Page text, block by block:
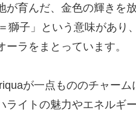
が育んだ、金色の輝きを
獅子」という意味があ
ラをまとっています。
が一点もののチャーム
ライトの魅力やエネルギ